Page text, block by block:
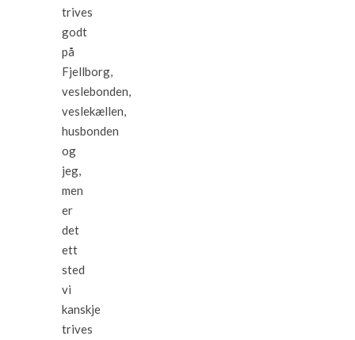
trives
godt
på
Fjellborg,
veslebonden,
veslekællen,
husbonden
og
jeg,
men
er
det
ett
sted
vi
kanskje
trives